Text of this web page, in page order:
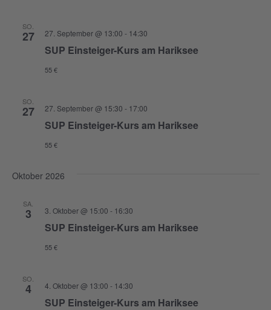
SO.
27
SUP Einsteiger-Kurs am Hariksee
27. September @ 13:00 - 14:30
55 €
SO.
27
SUP Einsteiger-Kurs am Hariksee
27. September @ 15:30 - 17:00
55 €
Oktober 2026
SA.
3
SUP Einsteiger-Kurs am Hariksee
3. Oktober @ 15:00 - 16:30
55 €
SO.
4
SUP Einsteiger-Kurs am Hariksee
4. Oktober @ 13:00 - 14:30